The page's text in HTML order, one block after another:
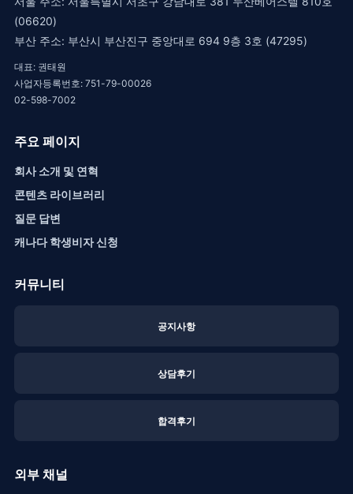
(06620)
부산 주소: 부산시 부산진구 중앙대로 694 9층 3호 (47295)
대표: 권태원
사업자등록번호: 751-79-00026
02-598-7002
주요 페이지
회사 소개 및 연혁
콘텐츠 라이브러리
질문 답변
캐나다 학생비자 신청
커뮤니티
공지사항
상담후기
합격후기
외부 채널